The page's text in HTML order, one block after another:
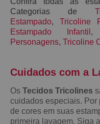
Categorias de
Estampado,Tricoline
Estampado Infantil
Personagens, Tricoline
Cuidados com a
Os Tecidos Tricolines
cuidados especiais. Por
de cores em suas
primeira lavagem. Siga